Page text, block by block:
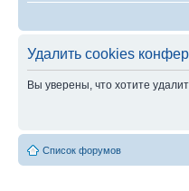
Удалить cookies
Вы уверены, что хотите
Список форумов